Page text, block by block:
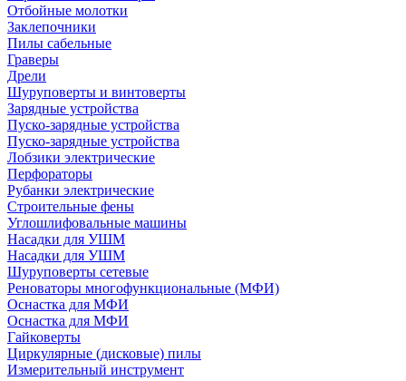
Отбойные молотки
Заклепочники
Пилы сабельные
Граверы
Дрели
Шуруповерты и винтоверты
Зарядные устройства
Пуско-зарядные устройства
Пуско-зарядные устройства
Лобзики электрические
Перфораторы
Рубанки электрические
Строительные фены
Углошлифовальные машины
Насадки для УШМ
Насадки для УШМ
Шуруповерты сетевые
Реноваторы многофункциональные (МФИ)
Оснастка для МФИ
Оснастка для МФИ
Гайковерты
Циркулярные (дисковые) пилы
Измерительный инструмент